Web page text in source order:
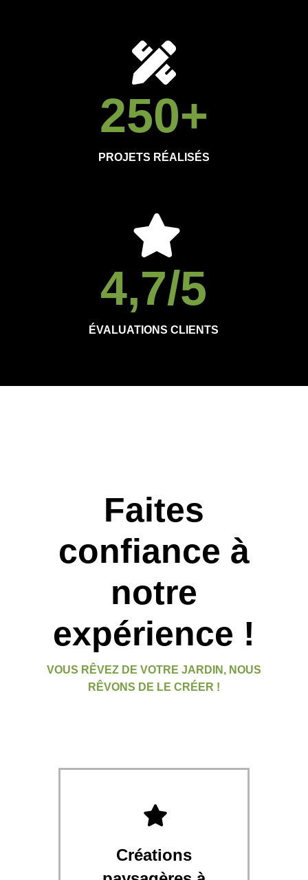
250+
PROJETS RÉALISÉS
4,7/5
ÉVALUATIONS CLIENTS
Faites
confiance à
notre
expérience !
VOUS RÊVEZ DE VOTRE JARDIN, NOUS
RÊVONS DE LE CRÉER !
Créations